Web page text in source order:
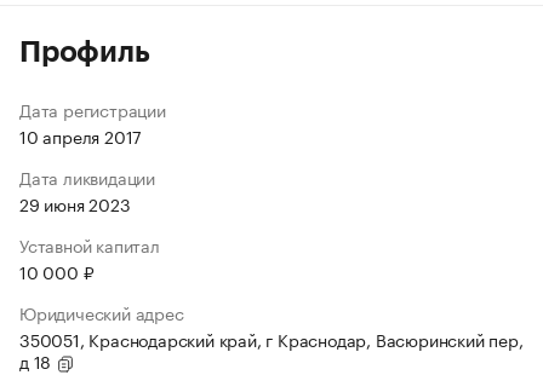
Профиль
Дата регистрации
10 апреля 2017
Дата ликвидации
29 июня 2023
Уставной капитал
10 000 ₽
Юридический адрес
350051, Краснодарский край, г Краснодар, Васюринский пер,
д 18